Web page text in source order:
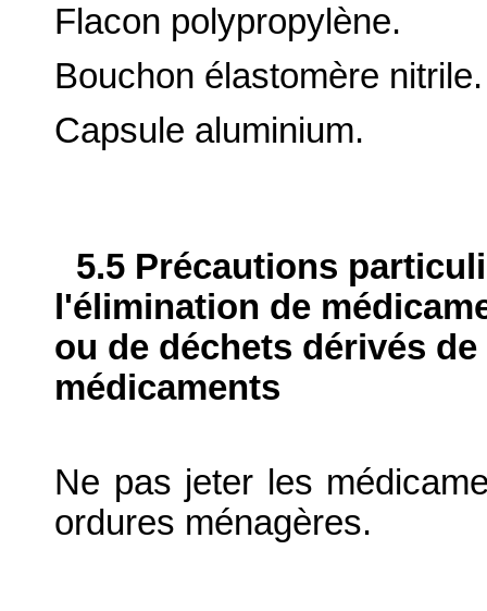
Flacon polypropylène.
Bouchon élastomère nitrile.
Capsule aluminium.
5.5 Précautions
l'élimination de
ou de déchets dérivés
médicaments
Ne pas jeter les
ordures ménagères.